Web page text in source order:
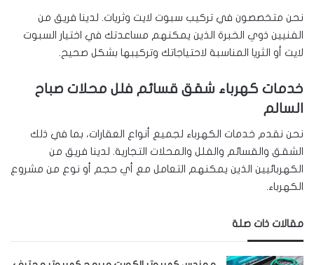
نحن متخصصون في تركيب سبوت لايت وثريات. لدينا فريق من
الفنيين ذوي الخبرة الذين يمكنهم مساعدتك في اختيار السبوت
لايت أو الثريا المناسبة لاحتياجاتك وتركيبها بشكل صحيح.
خدمات كهرباء شقق قسائم فلل محلات صباح
السالم
نحن نقدم خدمات الكهرباء لجميع أنواع العقارات، بما في ذلك
الشقق والقسائم والفلل والمحلات التجارية. لدينا فريق من
الكهربائيين الذين يمكنهم التعامل مع أي حجم أو نوع من مشروع
الكهرباء.
مقالات ذات صلة